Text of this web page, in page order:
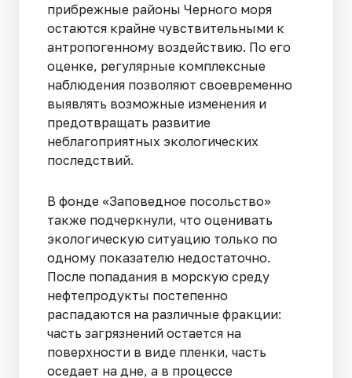
прибрежные районы Черного моря
остаются крайне чувствительными к
антропогенному воздействию. По его
оценке, регулярные комплексные
наблюдения позволяют своевременно
выявлять возможные изменения и
предотвращать развитие
неблагоприятных экологических
последствий.
В фонде «Заповедное посольство»
также подчеркнули, что оценивать
экологическую ситуацию только по
одному показателю недостаточно.
После попадания в морскую среду
нефтепродукты постепенно
распадаются на различные фракции:
часть загрязнений остается на
поверхности в виде пленки, часть
оседает на дне, а в процессе